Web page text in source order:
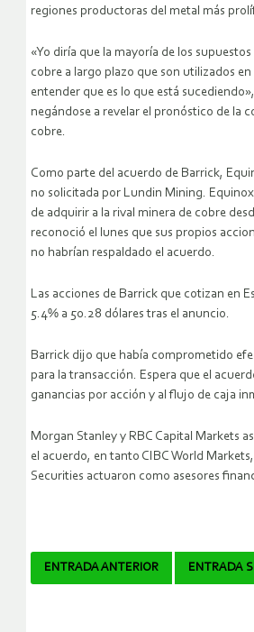
regiones productoras del metal más
«Yo diría que la mayoría de los
cobre a largo plazo que son utilizados
entender que es lo que está
negándose a revelar el pronóstico de la
cobre.
Como parte del acuerdo de Barrick,
no solicitada por Lundin Mining.
de adquirir a la rival minera de cobre
reconoció el lunes que sus propios
no habrían respaldado el acuerdo.
Las acciones de Barrick que cotizan en
5.4% a 50.28 dólares tras el anuncio.
Barrick dijo que había comprometido
para la transacción. Espera que el
ganancias por acción y al flujo de caja
Morgan Stanley y RBC Capital Markets
el acuerdo, en tanto CIBC World
Securities actuaron como asesores
Navegador
ENTRADA ANTERIOR ENTRADA